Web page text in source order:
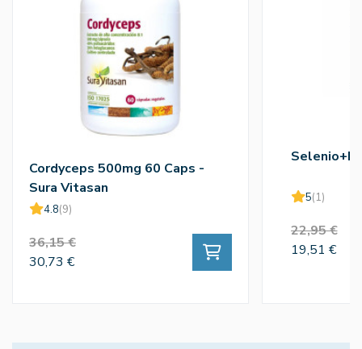
Cordyceps 500mg 60 Caps -
Sura Vitasan
4.8(9)
36,15 €
30,73 €
5(1)
22,95 €
19,51 €